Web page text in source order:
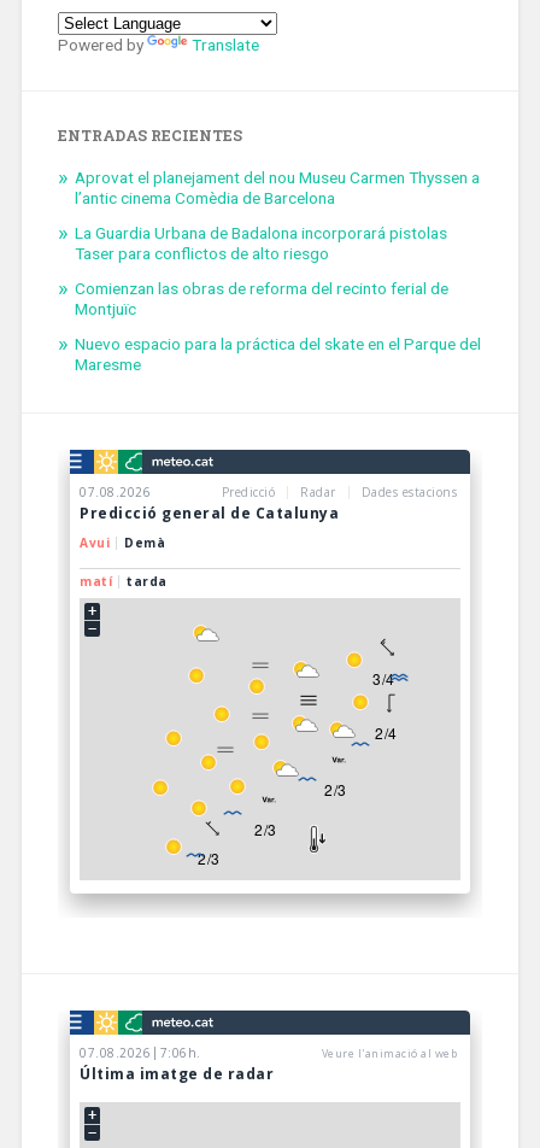
Powered by Translate
ENTRADAS RECIENTES
Aprovat el planejament del nou Museu Carmen Thyssen a
l’antic cinema Comèdia de Barcelona
La Guardia Urbana de Badalona incorporará pistolas
Taser para conflictos de alto riesgo
Comienzan las obras de reforma del recinto ferial de
Montjuïc
Nuevo espacio para la práctica del skate en el Parque del
Maresme